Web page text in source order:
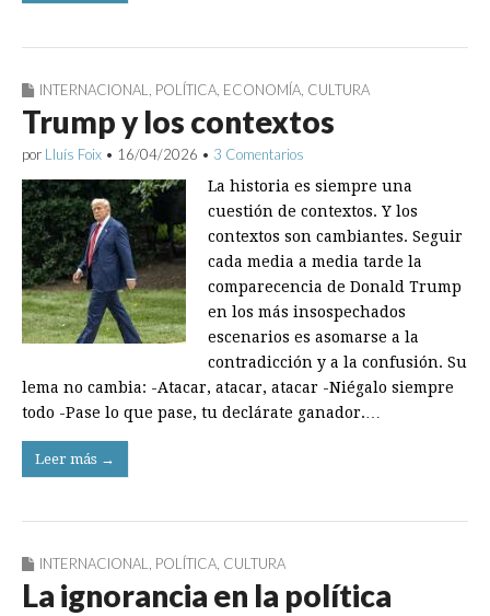
INTERNACIONAL POLÍTICA ECONOMÍA CULTURA
Trump y los contextos
por Lluís Foix • 16/04/2026 • 3 Comentarios
La historia es siempre una
cuestión de contextos. Y los
contextos son cambiantes. Seguir
cada media a media tarde la
comparecencia de Donald Trump
en los más insospechados
escenarios es asomarse a la
contradicción y a la confusión. Su
lema no cambia: -Atacar, atacar, atacar -Niégalo siempre
todo -Pase lo que pase, tu declárate ganador.…
Leer más →
INTERNACIONAL, POLÍTICA, CULTURA
La ignorancia en la política